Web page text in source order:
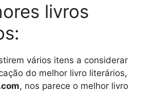
livros
vários itens a considerar
do melhor livro literários,
, nos parece o melhor livro